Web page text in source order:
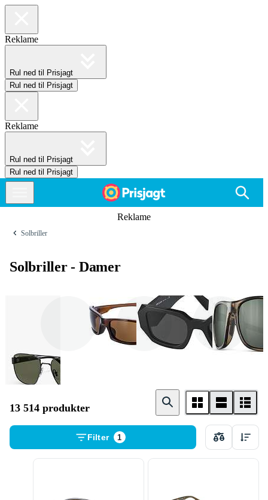
Reklame
Rul ned til Prisjagt
Rul ned til Prisjagt
Reklame
Rul ned til Prisjagt
Rul ned til Prisjagt
Reklame
Solbriller
Solbriller - Damer
Ray - Ban
13 514 produkter
Filter 1